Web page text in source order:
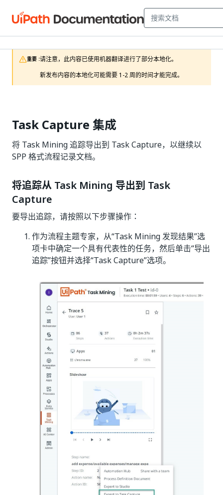
重要 :请注意，此内容已使用机器翻译进行了部分本地化。
新发布内容的本地化可能需要 1-2 周的时间才能完成。
Task Capture 集成
将 Task Mining 追踪导出到 Task Capture，以继续以
SPP 格式流程记录文档。
将追踪从 Task Mining 导出到 Task
Capture
要导出追踪，请按照以下步骤操作：
作为流程主题专家，从“Task Mining 发现结果”选
项卡中确定一个具有代表性的任务，然后单击“导出
追踪”按钮并选择“Task Capture”选项。